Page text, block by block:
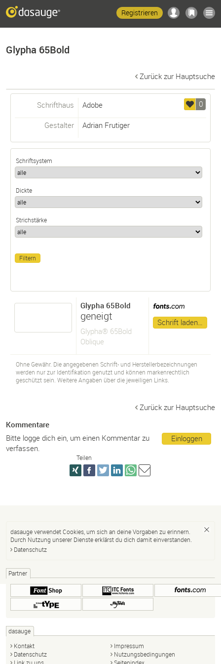
Registrieren
Glypha 65Bold
Zurück zur Hauptsuche
0
Schrifthaus Adobe
Gestalter Adrian Frutiger
Schriftsystem
Dickte
Strichstärke
Glypha 65Bold
geneigt
Glypha® 65Bold
Oblique
Schrift laden…
Ohne Gewähr. Die angegebenen Schrift- und Herstellerbezeichnungen
werden nur zur Identifikation genutzt und können markenrechtlich
geschützt sein. Weitere Angaben über die jeweiligen Links.
Zurück zur Hauptsuche
Kommentare
Einloggen
Bitte logge dich ein, um einen Kommentar zu
verfassen.
Teilen
dasauge verwendet Cookies, um sich an deine Vorgaben zu erinnern.
Durch Nutzung unserer Dienste erklärst du dich damit einverstanden.
Datenschutz
Partner
dasauge
Kontakt
Impressum
Datenschutz
Nutzungsbedingungen
Link zu uns
Seitenindex